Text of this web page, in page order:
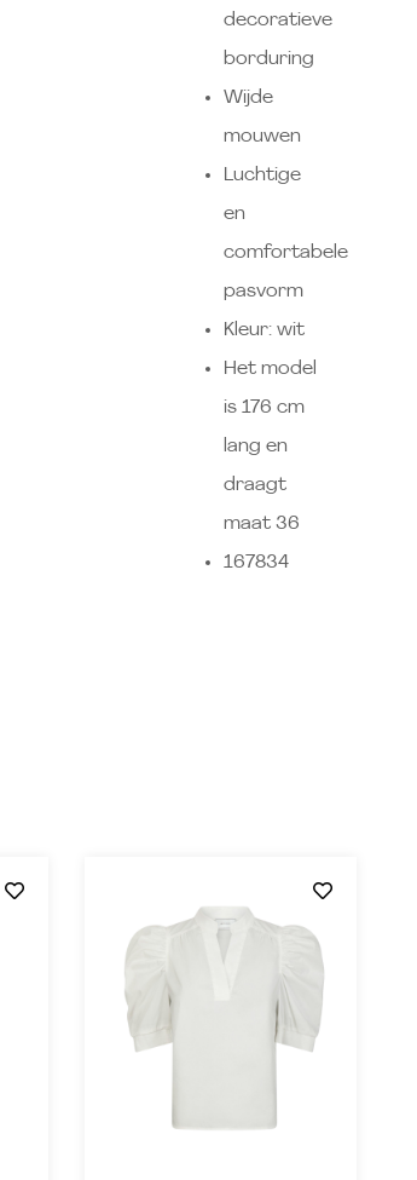
decoratieve
borduring
Wijde
mouwen
Luchtige
en
comfortabele
pasvorm
Kleur: wit
Het model
is 176 cm
lang en
draagt
maat 36
167834